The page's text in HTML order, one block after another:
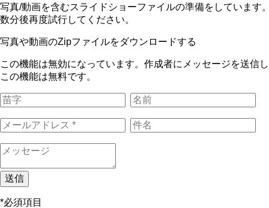
写真/動画を含むスライドショーファイルの準備をしています
数分後再度試行してください。
写真や動画のZipファイルをダウンロードする
この機能は無効になっています。作成者にメッセージを送信
この機能は無料です。
送信
*必須項目